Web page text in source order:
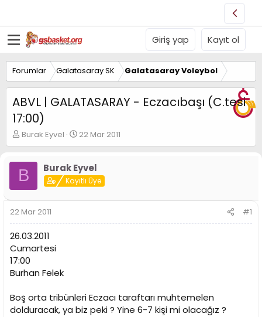
Giriş yap Kayıt ol
Forumlar Galatasaray SK Galatasaray Voleybol
ABVL | GALATASARAY - Eczacıbaşı (C.tesi
17:00)
K
o
u
y
B
a
ş
a
t
a
n
Burak Eyvel
B
a
l
a
n
g
22 Mar 2011
B Burak Eyvel
Kayıtlı Üye
22 Mar 2011 #1
26.03.2011
Cumartesi
17:00
Burhan Felek
Boş orta tribünleri Eczacı taraftarı muhtemelen
dolduracak, ya biz peki ? Yine 6-7 kişi mi olacağız ?